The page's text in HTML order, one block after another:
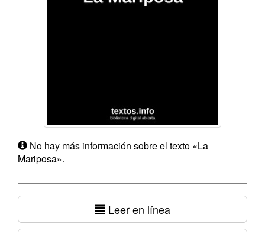
No hay más información sobre el texto «La
Mariposa».
Leer en línea